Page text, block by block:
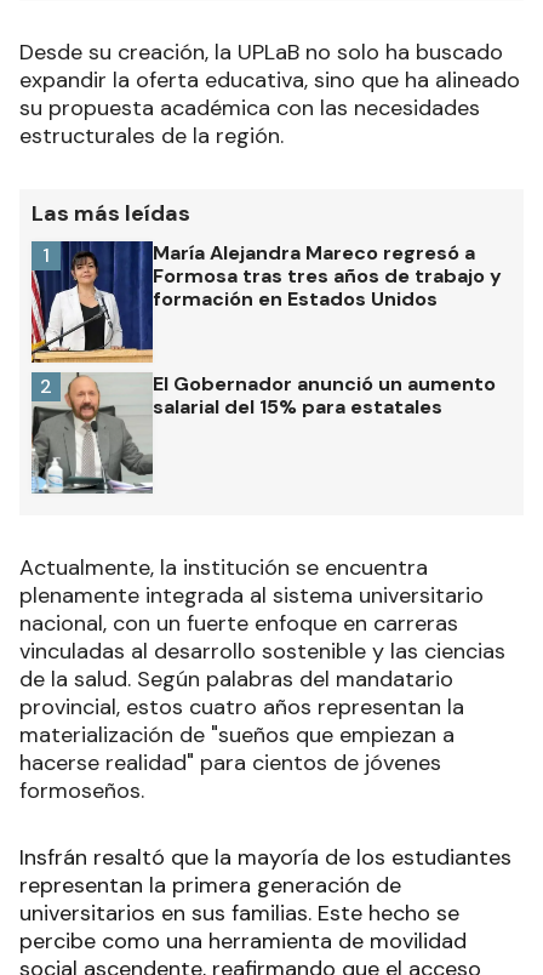
Desde su creación, la UPLaB no solo ha buscado
expandir la oferta educativa, sino que ha alineado
su propuesta académica con las necesidades
estructurales de la región.
Las más leídas
María Alejandra Mareco regresó a
Formosa tras tres años de trabajo y
formación en Estados Unidos
1
El Gobernador anunció un aumento
salarial del 15% para estatales
2
Actualmente, la institución se encuentra
plenamente integrada al sistema universitario
nacional, con un fuerte enfoque en carreras
vinculadas al desarrollo sostenible y las ciencias
de la salud. Según palabras del mandatario
provincial, estos cuatro años representan la
materialización de "sueños que empiezan a
hacerse realidad" para cientos de jóvenes
formoseños.
Insfrán resaltó que la mayoría de los estudiantes
representan la primera generación de
universitarios en sus familias. Este hecho se
percibe como una herramienta de movilidad
social ascendente, reafirmando que el acceso